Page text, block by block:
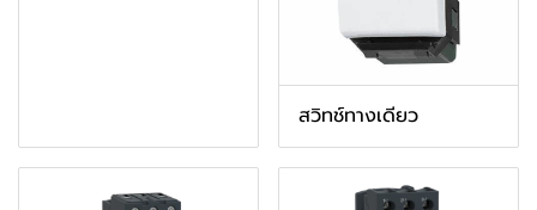
สวิทช์ทางเดียว